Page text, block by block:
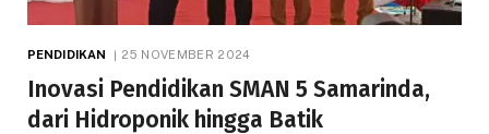
PENDIDIKAN 25 NOVEMBER 2024
Inovasi Pendidikan SMAN 5 Samarinda,
dari Hidroponik hingga Batik